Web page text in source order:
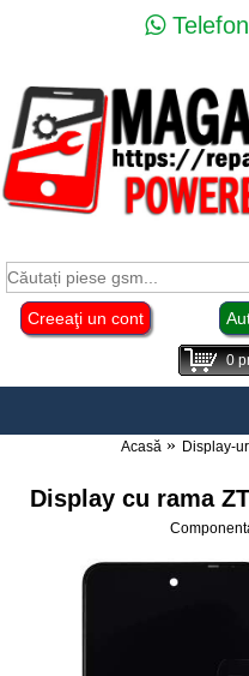
Creeaţi un cont
0
Acasă Display-
Display cu rama